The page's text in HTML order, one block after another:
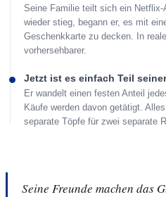
Seine Familie teilt sich ein
wieder stieg, begann er, es mit
Geschenkkarte zu decken. In
vorhersehbarer.
Jetzt ist es einfach Teil
Er wandelt einen festen Anteil
Käufe werden davon getätigt.
separate Töpfe für zwei separate
Seine Freunde machen das